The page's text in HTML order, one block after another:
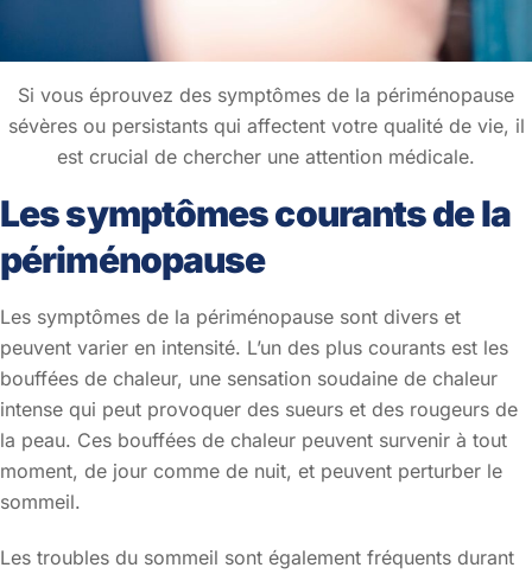
Si vous éprouvez des symptômes de la périménopause
sévères ou persistants qui affectent votre qualité de vie, il
est crucial de chercher une attention médicale.
Les symptômes courants de la
périménopause
Les symptômes de la périménopause sont divers et
peuvent varier en intensité. L’un des plus courants est les
bouffées de chaleur, une sensation soudaine de chaleur
intense qui peut provoquer des sueurs et des rougeurs de
la peau. Ces bouffées de chaleur peuvent survenir à tout
moment, de jour comme de nuit, et peuvent perturber le
sommeil.
Les troubles du sommeil sont également fréquents durant